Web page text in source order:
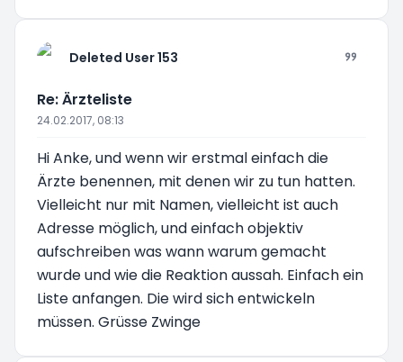
Deleted User 153
Re: Ärzteliste
24.02.2017, 08:13
Hi Anke, und wenn wir erstmal einfach die
Ärzte benennen, mit denen wir zu tun hatten.
Vielleicht nur mit Namen, vielleicht ist auch
Adresse möglich, und einfach objektiv
aufschreiben was wann warum gemacht
wurde und wie die Reaktion aussah. Einfach ein
Liste anfangen. Die wird sich entwickeln
müssen. Grüsse Zwinge